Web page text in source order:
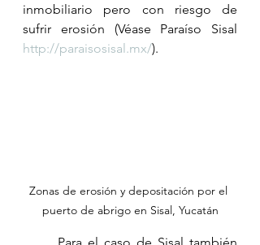
inmobiliario pero con riesgo de
http://paraisosisal.mx/).
Zonas de erosión y depositación por el
puerto de abrigo en Sisal, Yucatán